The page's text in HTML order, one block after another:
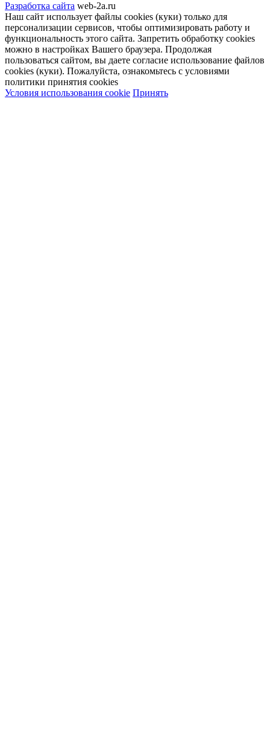
Разработка сайта web-2a.ru
Наш сайт использует файлы cookies (куки) только для
персонализации сервисов, чтобы оптимизировать работу и
функциональность этого сайта. Запретить обработку cookies
можно в настройках Вашего браузера. Продолжая
пользоваться сайтом, вы даете согласие использование файлов
cookies (куки). Пожалуйста, ознакомьтесь с условиями
политики принятия сookies
Условия использования cookie Принять